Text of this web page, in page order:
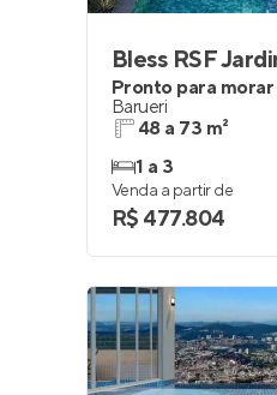
Pronto para morar
Barueri
48 a 73 m²
1 a 3
Venda a partir de
R$ 477.804